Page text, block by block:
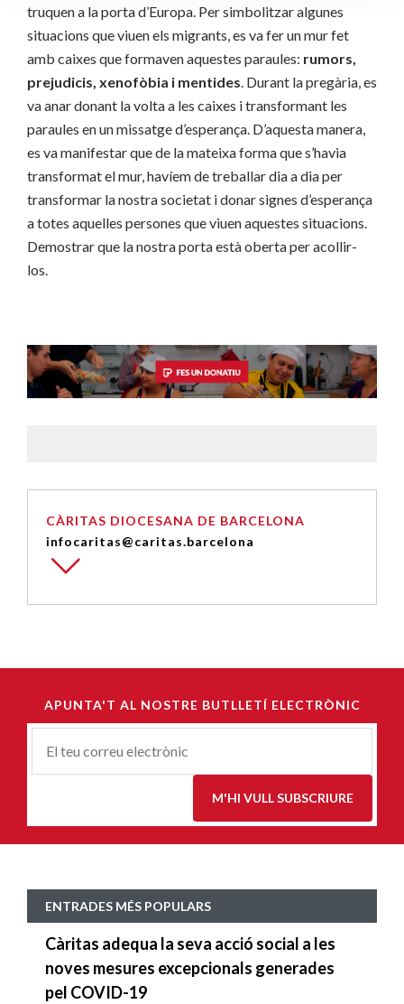
truquen a la porta d’Europa. Per simbolitzar algunes
situacions que viuen els migrants, es va fer un mur fet
amb caixes que formaven aquestes paraules: rumors,
prejudicis, xenofòbia i mentides. Durant la pregària, es
va anar donant la volta a les caixes i transformant les
paraules en un missatge d’esperança. D’aquesta manera,
es va manifestar que de la mateixa forma que s’havia
transformat el mur, havíem de treballar dia a dia per
transformar la nostra societat i donar signes d’esperança
a totes aquelles persones que viuen aquestes situacions.
Demostrar que la nostra porta està oberta per acollir-
los.
CÀRITAS DIOCESANA DE BARCELONA
infocaritas@caritas.barcelona
APUNTA'T AL NOSTRE BUTLLETÍ ELECTRÒNIC
Correu-
M'HI VULL SUBSCRIURE
ENTRADES MÉS POPULARS
Càritas adequa la seva acció social a les
noves mesures excepcionals generades
pel COVID-19